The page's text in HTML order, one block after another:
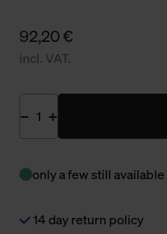
92,20 €
incl. VAT.
only a few still available
14 day return policy